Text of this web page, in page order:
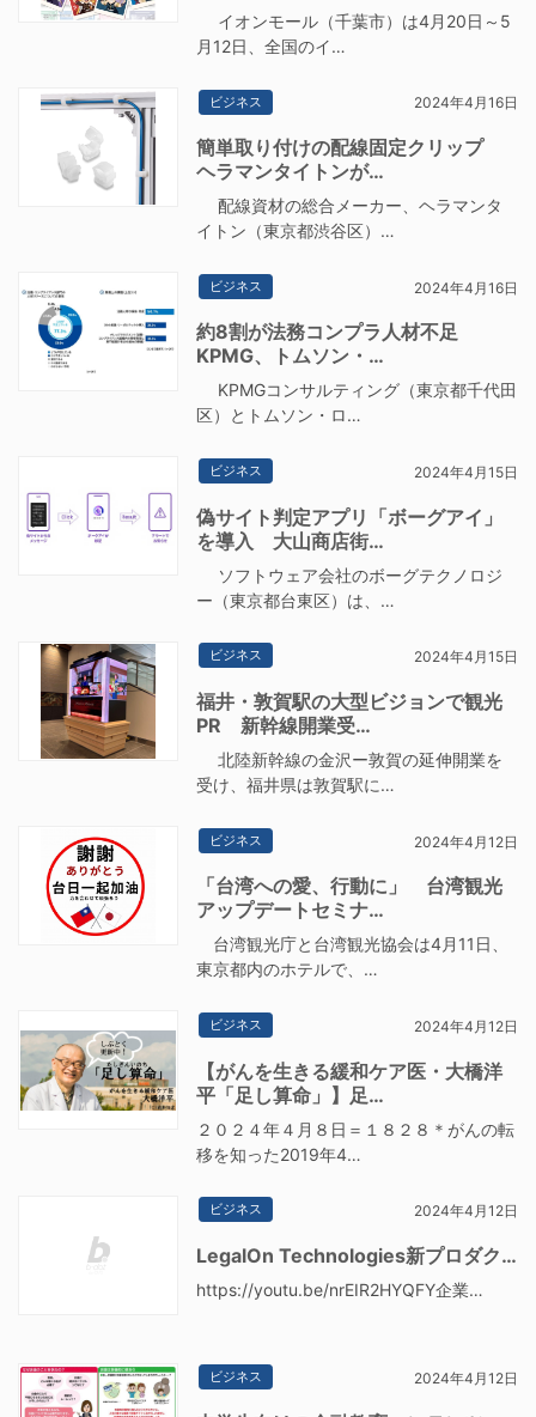
イオンモール（千葉市）は4月20日～5
月12日、全国のイ…
ビジネス 2024年4月16日
簡単取り付けの配線固定クリップ
ヘラマンタイトンが…
配線資材の総合メーカー、ヘラマンタ
イトン（東京都渋谷区）…
ビジネス 2024年4月16日
約8割が法務コンプラ人材不足
KPMG、トムソン・…
KPMGコンサルティング（東京都千代田
区）とトムソン・ロ…
ビジネス 2024年4月15日
偽サイト判定アプリ「ボーグアイ」
を導入 大山商店街…
ソフトウェア会社のボーグテクノロジ
ー（東京都台東区）は、…
ビジネス 2024年4月15日
福井・敦賀駅の大型ビジョンで観光
PR 新幹線開業受…
北陸新幹線の金沢ー敦賀の延伸開業を
受け、福井県は敦賀駅に…
ビジネス 2024年4月12日
「台湾への愛、行動に」 台湾観光
アップデートセミナ…
台湾観光庁と台湾観光協会は4月11日、
東京都内のホテルで、…
ビジネス 2024年4月12日
【がんを生きる緩和ケア医・大橋洋
平「足し算命」】足…
２０２４年４月８日＝１８２８＊がんの転
移を知った2019年4…
ビジネス 2024年4月12日
LegalOn Technologies新プロダク…
https://youtu.be/nrEIR2HYQFY企業…
ビジネス 2024年4月12日